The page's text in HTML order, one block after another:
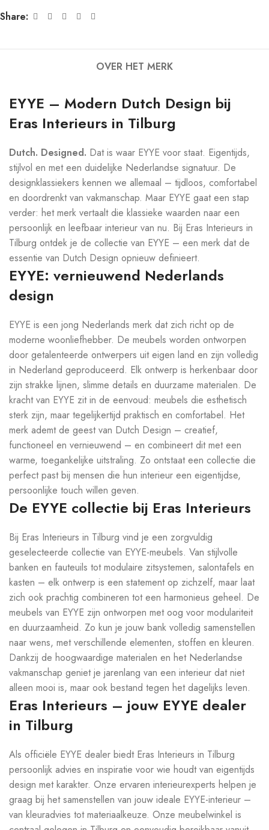
Share:
OVER HET MERK
EYYE – Modern Dutch Design bij
Eras Interieurs in Tilburg
Dutch. Designed. Dat is waar EYYE voor staat. Eigentijds,
stijlvol en met een duidelijke Nederlandse signatuur. De
designklassiekers kennen we allemaal – tijdloos, comfortabel
en doordrenkt van vakmanschap. Maar EYYE gaat een stap
verder: het merk vertaalt die klassieke waarden naar een
persoonlijk en leefbaar interieur van nu. Bij Eras Interieurs in
Tilburg ontdek je de collectie van EYYE – een merk dat de
essentie van Dutch Design opnieuw definieert.
EYYE: vernieuwend Nederlands
design
EYYE is een jong Nederlands merk dat zich richt op de
moderne woonliefhebber. De meubels worden ontworpen
door getalenteerde ontwerpers uit eigen land en zijn volledig
in Nederland geproduceerd. Elk ontwerp is herkenbaar door
zijn strakke lijnen, slimme details en duurzame materialen. De
kracht van EYYE zit in de eenvoud: meubels die esthetisch
sterk zijn, maar tegelijkertijd praktisch en comfortabel. Het
merk ademt de geest van Dutch Design – creatief,
functioneel en vernieuwend – en combineert dit met een
warme, toegankelijke uitstraling. Zo ontstaat een collectie die
perfect past bij mensen die hun interieur een eigentijdse,
persoonlijke touch willen geven.
De EYYE collectie bij Eras Interieurs
Bij Eras Interieurs in Tilburg vind je een zorgvuldig
geselecteerde collectie van EYYE-meubels. Van stijlvolle
banken en fauteuils tot modulaire zitsystemen, salontafels en
kasten – elk ontwerp is een statement op zichzelf, maar laat
zich ook prachtig combineren tot een harmonieus geheel. De
meubels van EYYE zijn ontworpen met oog voor modulariteit
en duurzaamheid. Zo kun je jouw bank volledig samenstellen
naar wens, met verschillende elementen, stoffen en kleuren.
Dankzij de hoogwaardige materialen en het Nederlandse
vakmanschap geniet je jarenlang van een interieur dat niet
alleen mooi is, maar ook bestand tegen het dagelijks leven.
Eras Interieurs – jouw EYYE dealer
in Tilburg
Als officiële EYYE dealer biedt Eras Interieurs in Tilburg
persoonlijk advies en inspiratie voor wie houdt van eigentijds
design met karakter. Onze ervaren interieurexperts helpen je
graag bij het samenstellen van jouw ideale EYYE-interieur –
van kleuradvies tot materiaalkeuze. Onze meubelwinkel is